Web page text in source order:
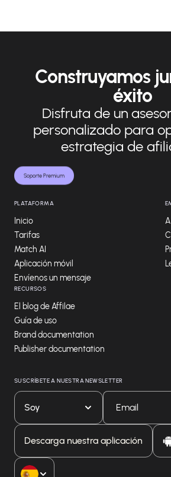
Soporte Premium
Construyamos
éxito
Disfruta de un
personalizado para
estrategia de
PLATAFORMA
Inicio
Tarifas
Match AI
Aplicación móvil
Envíenos un mensaje
RECURSOS
El blog de Affilae
Guía de uso
Brand documentation
Publisher documentation
SUSCRÍBETE A NUESTRA NEWSLETTER
Soy
Descarga nuestra aplicación